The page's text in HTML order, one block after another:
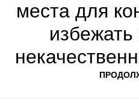
места для
избежать